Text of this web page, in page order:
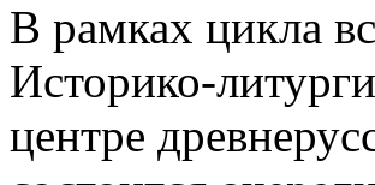
В рамках цикла
Историко-
центре